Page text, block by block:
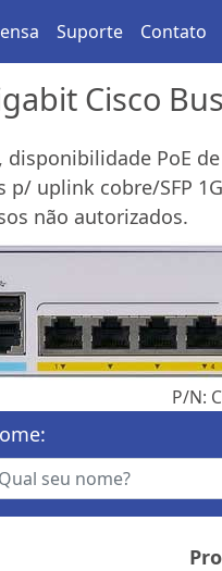
Suporte Contato
Cisco
PoE
p/ uplink cobre/SFP
não autorizados.
P/N: